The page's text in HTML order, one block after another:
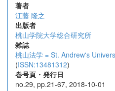
著者
江藤 隆之
出版者
桃山学院大学総合研究所
雑誌
桃山法学 = St. Andrew's
(ISSN:13481312)
巻号頁・発行日
no.29, pp.21-67, 2018-10-01